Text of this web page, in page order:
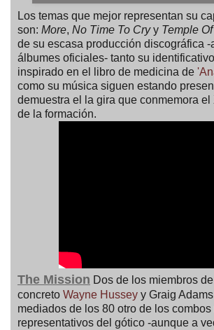
Los temas que mejor representan su
son: More, No Time To Cryy Temple
de su escasa producción discográfica -
álbumes oficiales- tanto su
inspirado en el libro de medicina de
como su música siguen estando
demuestra el la gira que conmemora
de la formación.
The Mission Dos de los miembros
concreto Wayne Hussey y Graig
mediados de los 80 otro de los combos
representativos del gótico -aunque a